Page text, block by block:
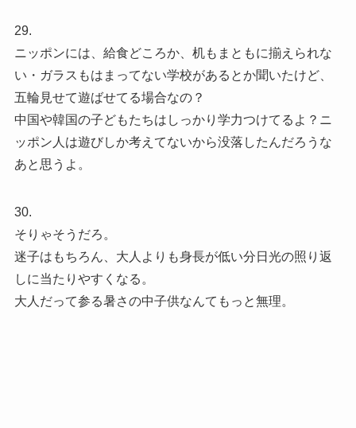
29.
ニッポンには、給食どころか、机もまともに揃えられな
い・ガラスもはまってない学校があるとか聞いたけど、
五輪見せて遊ばせてる場合なの？
中国や韓国の子どもたちはしっかり学力つけてるよ？ニ
ッポン人は遊びしか考えてないから没落したんだろうな
あと思うよ。
30.
そりゃそうだろ。
迷子はもちろん、大人よりも身長が低い分日光の照り返
しに当たりやすくなる。
大人だって参る暑さの中子供なんてもっと無理。